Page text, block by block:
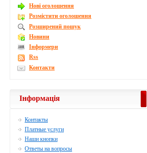
Новi оголошення
Розмістити оголошення
Розширений пошук
Новини
Інформери
Rss
Контакти
Інформація
Контакты
Платные услуги
Наши кнопки
Ответы на вопросы